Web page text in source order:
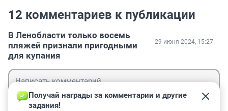
12 комментариев к публикации
В Ленобласти только восемь
пляжей признали пригодными
для купания
29 июня 2024, 15:27
Получай награды за комментарии и другие
задания!